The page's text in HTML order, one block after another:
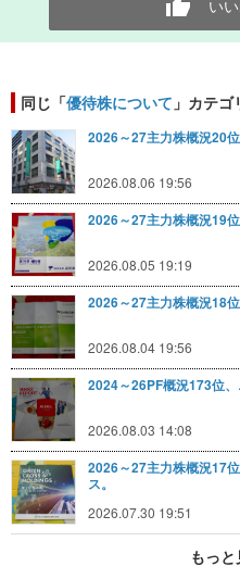
いい
同じ「優待株について 」カテ
2026～27主力株概況20位
2026.08.06 19:56
2026～27主力株概況19位
2026.08.05 19:19
2026～27主力株概況18
2026.08.04 19:56
2024～26PF概況173位、
2026.08.03 14:08
2026～27主力株概況17
ス。
2026.07.30 19:51
もっと